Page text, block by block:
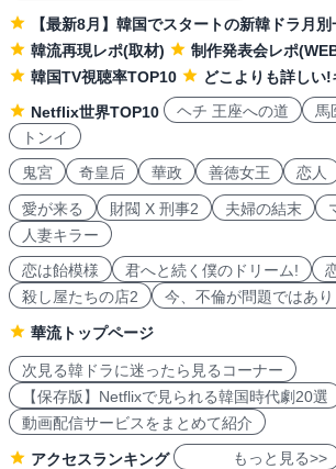
【最新8月】韓国でスタートの新韓ドラ月別
韓流再現レポ(取材)
制作発表会レポ
韓国TV視聴率TOP10
どこよりも詳しい
Netflix世界TOP10
ヘチ 王座への道 馬
トンイ
鬼宮
奇皇后 華政 善徳女王 恋人
愛が来る 財閥 X 刑事2 夫婦の結末
人妻キラー
恋は飴模様
君へと続く僕のドリーム!
殺し屋たちの店2
今、不倫が問題ではあ
華流トップページ
次見る韓ドラに迷ったら見るコーナー
【保存版】Netflixで見られる韓国時代劇20選
動画配信サービスをまとめて紹介
アクセスランキング もっと見る>>